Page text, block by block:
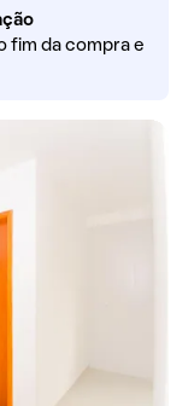
fim da compra e